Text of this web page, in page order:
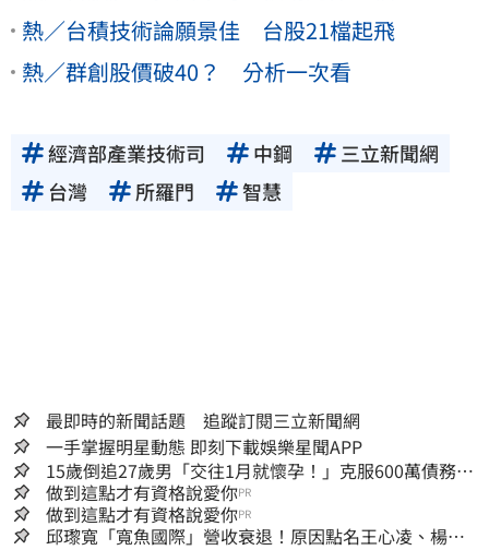
熱／台積技術論願景佳 台股21檔起飛
熱／群創股價破40？ 分析一次看
經濟部產業技術司 中鋼
三立新聞網
台灣
所羅門 智慧
最即時的新聞話題 追蹤訂閱三立新聞網
一手掌握明星動態 即刻下載娛樂星聞APP
15歲倒追27歲男「交往1月就懷孕！」克服600萬債務
36歲美魔女當阿嬤了
做到這點才有資格說愛你PR
做到這點才有資格說愛你PR
邱瓈寬「寬魚國際」營收衰退！原因點名王心凌、楊丞